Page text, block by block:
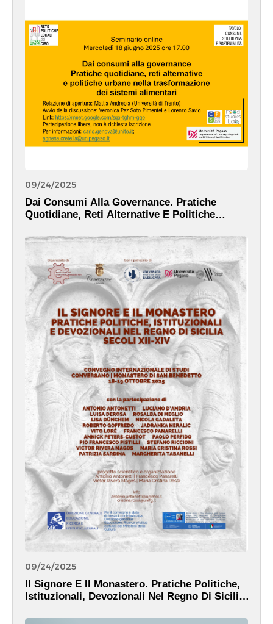
09/24/2025
Dai Consumi Alla Governance. Pratiche
Quotidiane, Reti Alternative E Politiche
Alimentari
09/24/2025
Il Signore E Il Monastero. Pratiche Politiche,
Istituzionali, Devozionali Nel Regno Di Sicilia